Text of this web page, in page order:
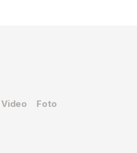
Video Foto